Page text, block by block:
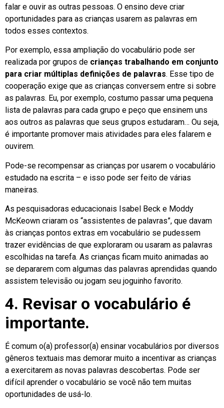
falar e ouvir as outras pessoas. O ensino deve criar
oportunidades para as crianças usarem as palavras em
todos esses contextos.
Por exemplo, essa ampliação do vocabulário pode ser
realizada por grupos de crianças trabalhando em conjunto
para criar múltiplas definições de palavras. Esse tipo de
cooperação exige que as crianças conversem entre si sobre
as palavras. Eu, por exemplo, costumo passar uma pequena
lista de palavras para cada grupo e peço que ensinem uns
aos outros as palavras que seus grupos estudaram… Ou seja,
é importante promover mais atividades para eles falarem e
ouvirem.
Pode-se recompensar as crianças por usarem o vocabulário
estudado na escrita – e isso pode ser feito de várias
maneiras.
As pesquisadoras educacionais Isabel Beck e Moddy
McKeown criaram os “assistentes de palavras”, que davam
às crianças pontos extras em vocabulário se pudessem
trazer evidências de que exploraram ou usaram as palavras
escolhidas na tarefa. As crianças ficam muito animadas ao
se depararem com algumas das palavras aprendidas quando
assistem televisão ou jogam seu joguinho favorito.
4. Revisar o vocabulário é
importante.
É comum o(a) professor(a) ensinar vocabulários por diversos
gêneros textuais mas demorar muito a incentivar as crianças
a exercitarem as novas palavras descobertas. Pode ser
difícil aprender o vocabulário se você não tem muitas
oportunidades de usá-lo.